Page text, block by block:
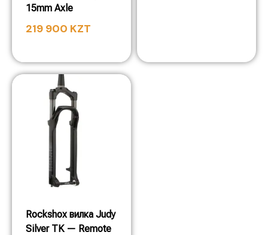
15mm Axle
219 900 KZT
Rockshox вилка Judy
Silver TK — Remote